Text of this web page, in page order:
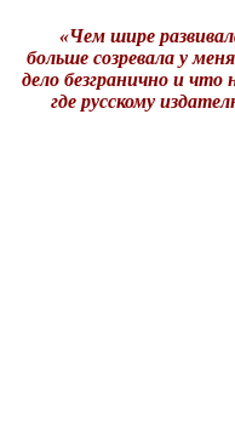
«Чем шире
больше созревала у
дело безгранично и что
где русскому